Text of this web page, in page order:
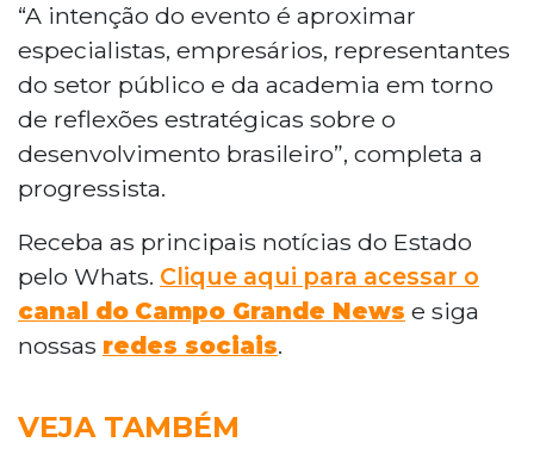
“A intenção do evento é aproximar
especialistas, empresários, representantes
do setor público e da academia em torno
de reflexões estratégicas sobre o
desenvolvimento brasileiro”, completa a
progressista.
Receba as principais notícias do Estado
pelo Whats. Clique aqui para acessar o
canal do Campo Grande News e siga
nossas redes sociais.
VEJA TAMBÉM